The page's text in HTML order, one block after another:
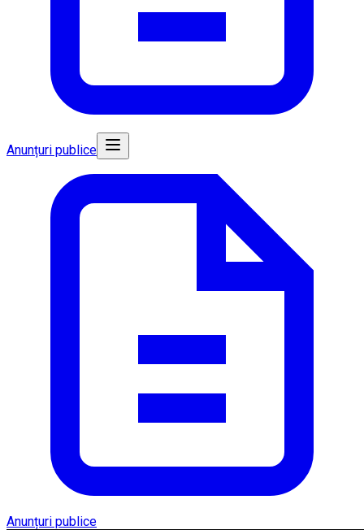
Anunțuri publice
Anunțuri publice